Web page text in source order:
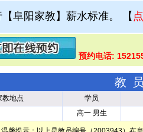
阜阳家教】薪水标准。 【
预约电话:
教
教地点
学员
高一 男生